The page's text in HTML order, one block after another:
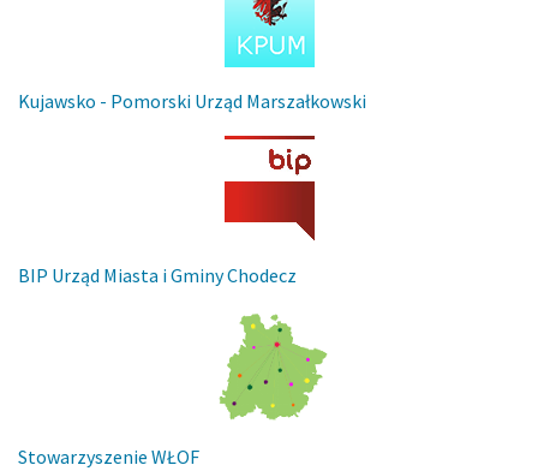
Kujawsko - Pomorski Urząd Marszałkowski
BIP Urząd Miasta i Gminy Chodecz
Stowarzyszenie WŁOF